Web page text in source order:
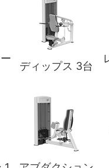
ディップス 3台